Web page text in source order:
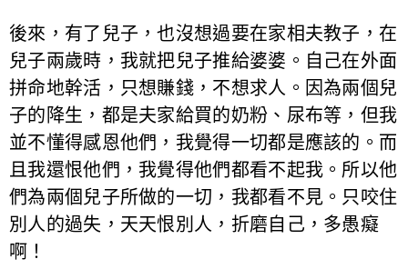
後來，有了兒子，也沒想過要在家相夫教子，在
兒子兩歲時，我就把兒子推給婆婆。自己在外面
拼命地幹活，只想賺錢，不想求人。因為兩個兒
子的降生，都是夫家給買的奶粉、尿布等，但我
並不懂得感恩他們，我覺得一切都是應該的。而
且我還恨他們，我覺得他們都看不起我。所以他
們為兩個兒子所做的一切，我都看不見。只咬住
別人的過失，天天恨別人，折磨自己，多愚癡
啊！